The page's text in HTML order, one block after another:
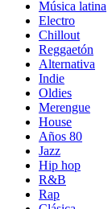
Música latina
Electro
Chillout
Reggaetón
Alternativa
Indie
Oldies
Merengue
House
Años 80
Jazz
Hip hop
R&B
Rap